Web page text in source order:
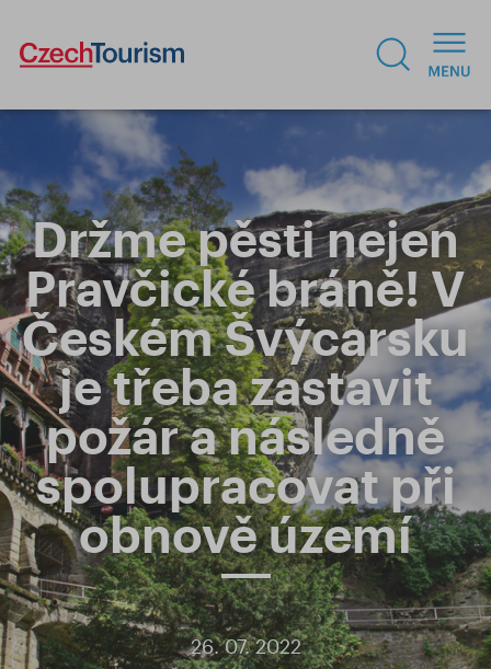
Držme pěsti nejen
Pravčické bráně! V
Českém Švýcarsku
je třeba zastavit
požár a následně
spolupracovat při
obnově území
26. 07. 2022